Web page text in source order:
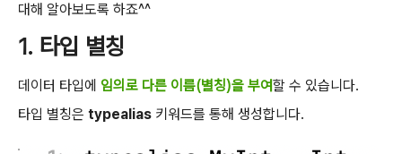
대해 알아보도록 하죠^^
1. 타입 별칭
데이터 타입에 임의로 다른 이름(별칭)을 부여할 수 있습니다.
타입 별칭은 typealias 키워드를 통해 생성합니다.